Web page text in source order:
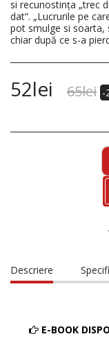
si recunostinţa „trec
dat“. „Lucrurile pe
pot smulge si soarta,
chiar după ce s-a
52lei 65lei -
Descriere
E-BOOK